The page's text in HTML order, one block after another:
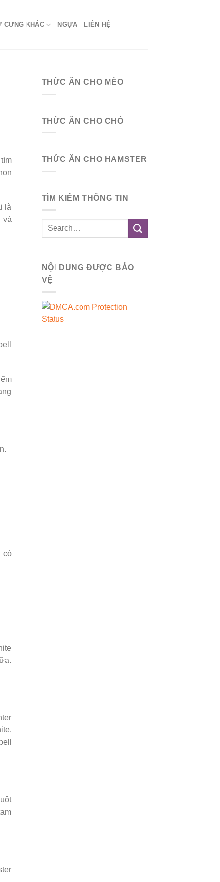
CƯNG KHÁC NGỰA LIÊN HỆ
là
và
có
THỨC ĂN CHO MÈO
THỨC ĂN CHO CHÓ
THỨC ĂN CHO HAMSTER
TÌM KIẾM THÔNG TIN
NỘI DUNG ĐƯỢC BẢO
VỆ